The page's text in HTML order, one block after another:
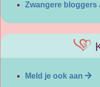
Zwangere bloggers
Meld je ook aan